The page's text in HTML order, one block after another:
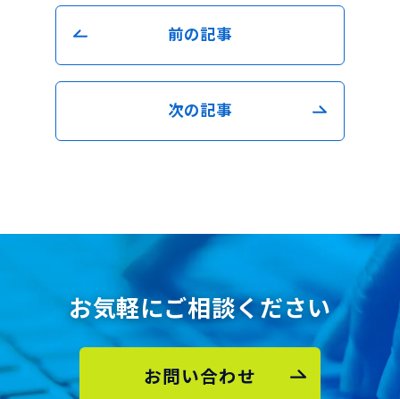
前の記事
次の記事
お気軽にご相談ください
お問い合わせ